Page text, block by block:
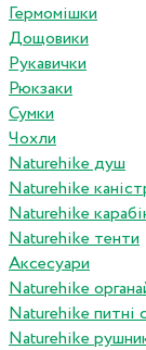
Гермомішки
Дощовики
Рукавички
Рюкзаки
Сумки
Чохли
Naturehike душ
Naturehike
Naturehike
Naturehike тенти
Аксесуари
Naturehike
Naturehike питні
Naturehike